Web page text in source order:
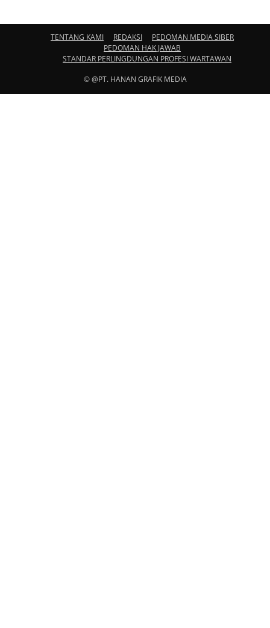
TENTANG KAMI REDAKSI
PEDOMAN MEDIA SIBER
PEDOMAN HAK JAWAB
STANDAR PERLINGDUNGAN PROFESI WARTAWAN
© @PT. HANAN GRAFIK MEDIA